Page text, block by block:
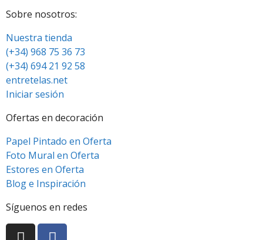
Sobre nosotros:
Nuestra tienda
(+34) 968 75 36 73
(+34) 694 21 92 58
entretelas.net
Iniciar sesión
Ofertas en decoración
Papel Pintado en Oferta
Foto Mural en Oferta
Estores en Oferta
Blog e Inspiración
Síguenos en redes